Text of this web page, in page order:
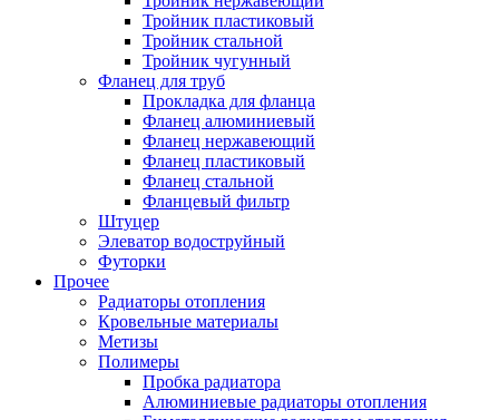
Тройник пластиковый
Тройник стальной
Тройник чугунный
Фланец для труб
Прокладка для фланца
Фланец алюминиевый
Фланец нержавеющий
Фланец пластиковый
Фланец стальной
Фланцевый фильтр
Штуцер
Элеватор водоструйный
Футорки
Прочее
Радиаторы отопления
Кровельные материалы
Метизы
Полимеры
Пробка радиатора
Алюминиевые радиаторы отопления